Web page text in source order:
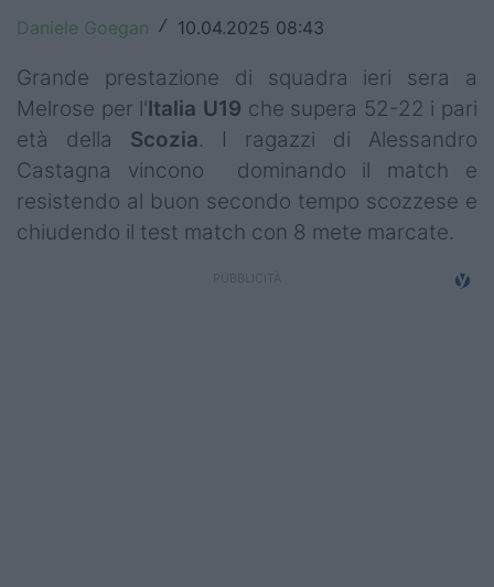
World Rugby
Rugby World Cup
Super Rugby
Rugby in TV
Mercato
Daniele Goegan / 10.04.2025 08:43
Grande prestazione di squadra ieri sera a
Melrose per l'Italia U19 che supera 52-22 i pari
età della Scozia. I ragazzi di Alessandro
Castagna vincono dominando il match e
resistendo al buon secondo tempo scozzese e
chiudendo il test match con 8 mete marcate.